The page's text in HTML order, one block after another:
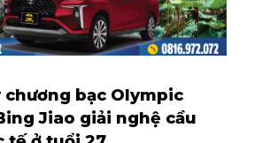
chương bạc Olympic
Jiao giải nghệ cầu